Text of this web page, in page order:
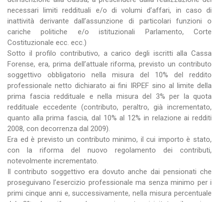
necessari limiti reddituali e/o di volumi d’affari, in caso di
inattività derivante dall’assunzione di particolari funzioni o
cariche politiche e/o istituzionali Parlamento, Corte
Costituzionale ecc. ecc.)
Sotto il profilo contributivo, a carico degli iscritti alla Cassa
Forense, era, prima dell’attuale riforma, previsto un contributo
soggettivo obbligatorio nella misura del 10% del reddito
professionale netto dichiarato ai fini IRPEF sino al limite della
prima fascia reddituale e nella misura del 3% per la quota
reddituale eccedente (contributo, peraltro, già incrementato,
quanto alla prima fascia, dal 10% al 12% in relazione ai redditi
2008, con decorrenza dal 2009).
Era ed è previsto un contributo minimo, il cui importo è stato,
con la riforma del nuovo regolamento dei contributi,
notevolmente incrementato.
Il contributo soggettivo era dovuto anche dai pensionati che
proseguivano l’esercizio professionale ma senza minimo per i
primi cinque anni e, successivamente, nella misura percentuale